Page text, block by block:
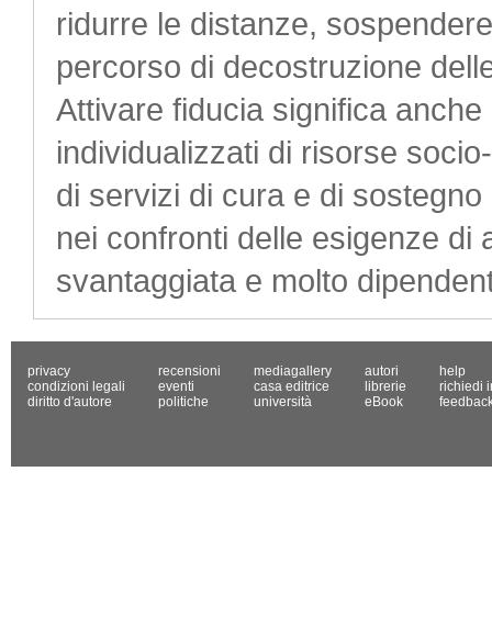
ridurre le distanze,
percorso di decostruzione
Attivare fiducia significa
individualizzati di risorse
di servizi di cura e di
nei confronti delle esigenze di
svantaggiata e molto
privacy
condizioni legali
diritto d'autore
recensioni
eventi
politiche
mediagallery
casa editrice
università
autori
librerie
eBook
help
richiedi